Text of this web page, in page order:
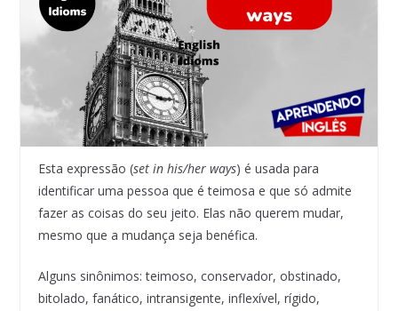
Esta expressão (set in his/her ways) é usada para
identificar uma pessoa que é teimosa e que só admite
fazer as coisas do seu jeito. Elas não querem mudar,
mesmo que a mudança seja benéfica.
Alguns sinônimos: teimoso, conservador, obstinado,
bitolado, fanático, intransigente, inflexível, rígido,